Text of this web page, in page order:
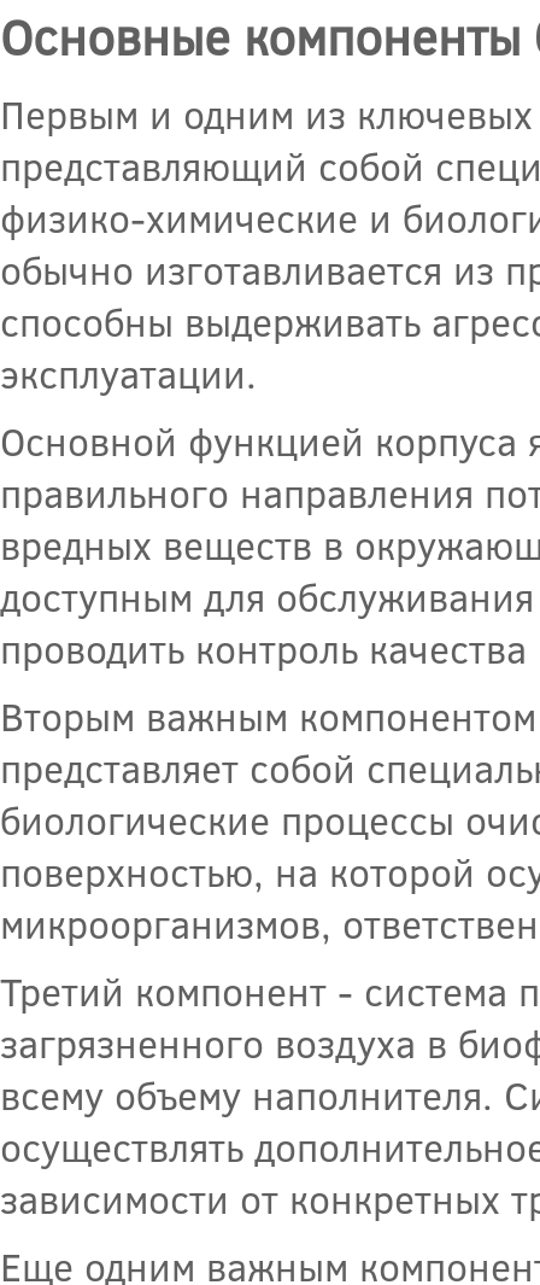
Основные компоненты
Первым и одним из ключевых
представляющий собой
физико-химические и
обычно изготавливается из
способны выдерживать
эксплуатации.
Основной функцией корпуса
правильного направления
вредных веществ в
доступным для
проводить контроль
Вторым важным компонентом
представляет собой
биологические процессы
поверхностью, на которой
микроорганизмов,
Третий компонент - система
загрязненного воздуха в
всему объему наполнителя.
осуществлять
зависимости от конкретных
Еще одним важным